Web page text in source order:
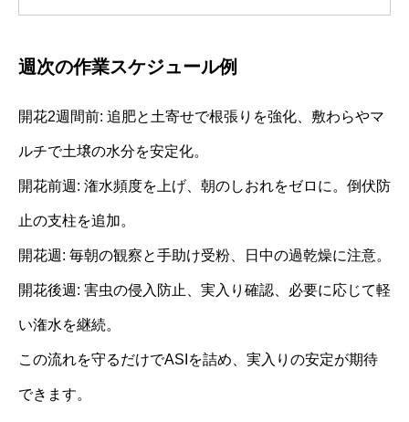
週次の作業スケジュール例
開花2週間前: 追肥と土寄せで根張りを強化、敷わらやマ
ルチで土壌の水分を安定化。
開花前週: 潅水頻度を上げ、朝のしおれをゼロに。倒伏防
止の支柱を追加。
開花週: 毎朝の観察と手助け受粉、日中の過乾燥に注意。
開花後週: 害虫の侵入防止、実入り確認、必要に応じて軽
い潅水を継続。
この流れを守るだけでASIを詰め、実入りの安定が期待
できます。